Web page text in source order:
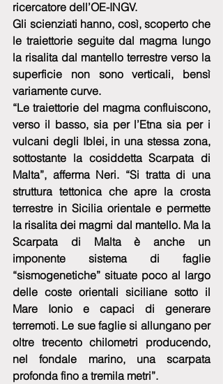
ricercatore dell’OE-INGV.
Gli scienziati hanno, così, scoperto che
le traiettorie seguite dal magma lungo
la risalita dal mantello terrestre verso la
superficie non sono verticali, bensì
variamente curve.
“Le traiettorie del magma confluiscono,
verso il basso, sia per l’Etna sia per i
vulcani degli Iblei, in una stessa zona,
sottostante la cosiddetta Scarpata di
Malta”, afferma Neri. “Si tratta di una
struttura tettonica che apre la crosta
terrestre in Sicilia orientale e permette
la risalita dei magmi dal mantello. Ma la
Scarpata di Malta è anche un
imponente sistema di faglie
“sismogenetiche” situate poco al largo
delle coste orientali siciliane sotto il
Mare Ionio e capaci di generare
terremoti. Le sue faglie si allungano per
oltre trecento chilometri producendo,
nel fondale marino, una scarpata
profonda fino a tremila metri”.